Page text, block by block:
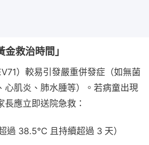
救治時間」
）較易引發嚴重併發症（如無菌
心肌炎、肺水腫等）。若病童出現
應立即送院急救：
過 38.5°C 且持續超過 3 天）